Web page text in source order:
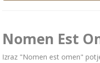
Nomen Est
Izraz "Nomen est omen"